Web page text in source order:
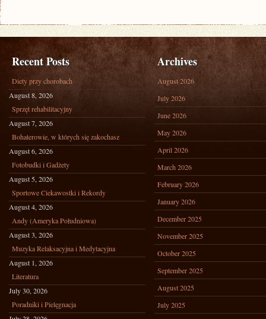
Recent Posts
Diety przy chorobach
August 8, 2026
Sprzęt rehabilitacyjny
August 7, 2026
Bohaterowie, w których się zakochasz
August 6, 2026
Fotobudki i Gadżety
August 5, 2026
Sportowe Ciekawostki i Rekordy
August 4, 2026
Andy (Ameryka Południowa)
August 3, 2026
Muzyka Relaksacyjna i Medytacyjna
August 1, 2026
Literatura
July 30, 2026
Poradniki i Pielęgnacja
Archives
August 2026
July 2026
June 2026
May 2026
April 2026
March 2026
February 2026
January 2026
December 2025
November 2025
October 2025
September 2025
August 2025
July 2025